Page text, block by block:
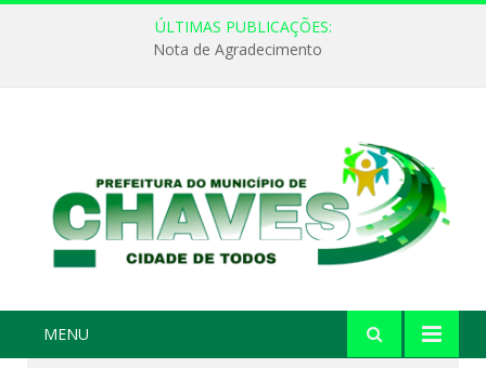
ÚLTIMAS PUBLICAÇÕES:
Nota de Agradecimento
MENU